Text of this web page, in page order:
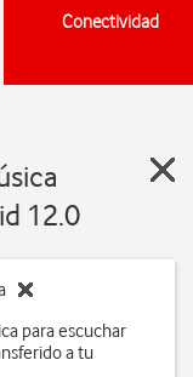
Conectividad
12.0
para escuchar
a tu